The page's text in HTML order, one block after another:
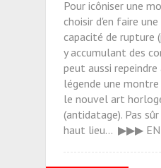
Pour icôniser une
choisir d'en faire
capacité de rupture
y accumulant des
peut aussi
légende une
le nouvel art
(antidatage). Pas
haut lieu... ▶▶▶ EN